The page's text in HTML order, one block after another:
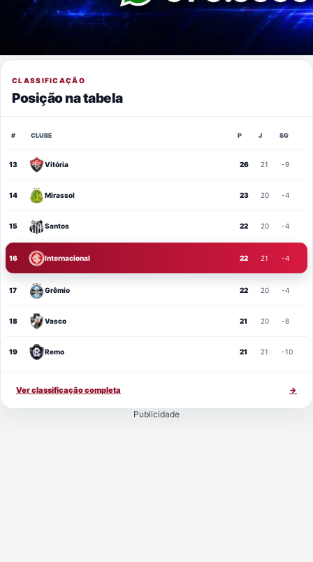
CLASSIFICAÇÃO
Posição na tabela
# CLUBE P J SG
13 Vitória 26 21 -9
14 Mirassol 23 20 -4
15 Santos 22 20 -4
16 Internacional 22 21 -4
17 Grêmio 22 20 -4
18 Vasco 21 20 -8
19 Remo 21 21 -10
Ver classificação completa →
Publicidade